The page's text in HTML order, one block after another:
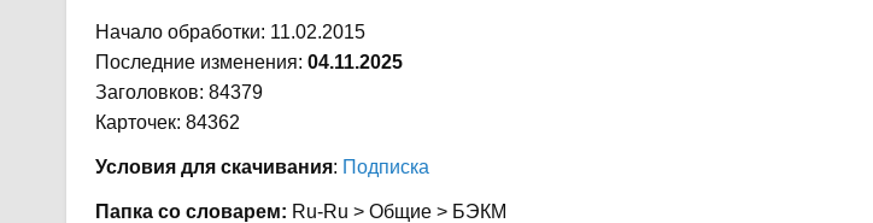
Начало обработки: 11.02.2015
Последние изменения: 04.11.2025
Заголовков: 84379
Карточек: 84362
Условия для скачивания: Подписка
Папка со словарем: Ru-Ru > Общие > БЭКМ